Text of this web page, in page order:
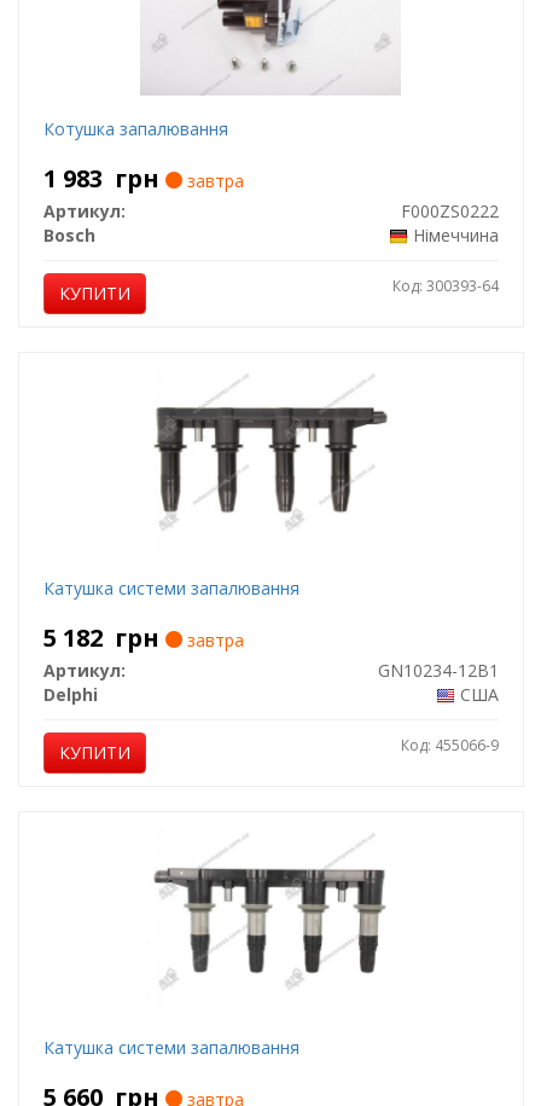
Котушка запалювання
1 983 грн
завтра
Артикул:
F000ZS0222
Bosch
Німеччина
КУПИТИ Код: 300393-64
Катушка системи запалювання
5 182 грн
завтра
Артикул:
GN10234-12B1
Delphi
США
КУПИТИ Код: 455066-9
Катушка системи запалювання
5 660 грн
завтра